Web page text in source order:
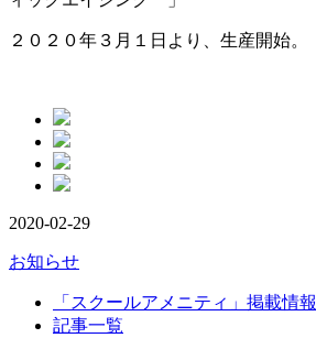
２０２０年３月１日より、生産開始。
2020-02-29
お知らせ
「スクールアメニティ」掲載情報
記事一覧